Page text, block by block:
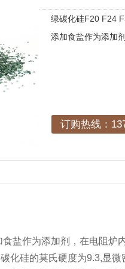
绿碳化硅F20 F24
添加食盐作为添加
订购热线：
盐作为添加剂，在电阻
化硅的莫氏硬度为9.3,显